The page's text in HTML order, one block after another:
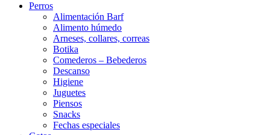
Perros
Alimentación Barf
Alimento húmedo
Arneses, collares, correas
Botika
Comederos – Bebederos
Descanso
Higiene
Juguetes
Piensos
Snacks
Fechas especiales